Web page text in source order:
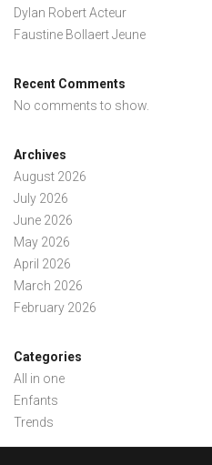
Dylan Robert Acteur
Faustine Bollaert Jeune
Recent Comments
No comments to show.
Archives
August 2026
July 2026
June 2026
May 2026
April 2026
March 2026
February 2026
Categories
All in one
Enfants
Trends